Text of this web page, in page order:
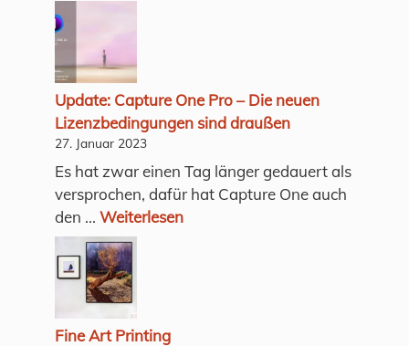
Update: Capture One Pro – Die neuen
Lizenzbedingungen sind draußen
27. Januar 2023
Es hat zwar einen Tag länger gedauert als
versprochen, dafür hat Capture One auch
den ... Weiterlesen
Fine Art Printing